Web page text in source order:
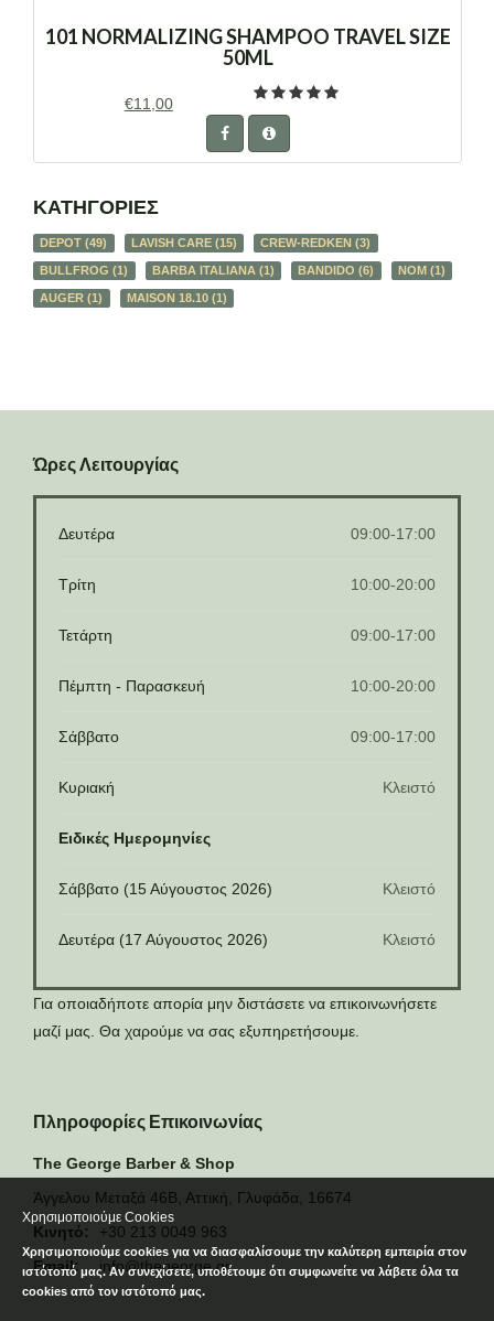
101 NORMALIZING SHAMPOO TRAVEL SIZE
50ML
€11,00
ΚΑΤΗΓΟΡΙΕΣ
DEPOT(49) LAVISH CARE (15) CREW-REDKEN(3)
BULLFROG(1) BARBA ITALIANA (1) BANDIDO(6) NOM(1)
AUGER(1) MAISON 18.10 (1)
Ώρες Λειτουργίας
Δευτέρα 09:00-17:00
Τρίτη 10:00-20:00
Τετάρτη 09:00-17:00
Πέμπτη - Παρασκευή 10:00-20:00
Σάββατο 09:00-17:00
Κυριακή Κλειστό
Ειδικές Ημερομηνίες
Σάββατο (15 Αύγουστος 2026) Κλειστό
Δευτέρα (17 Αύγουστος 2026) Κλειστό
Για οποιαδήποτε απορία μην διστάσετε να επικοινωνήσετε
μαζί μας. Θα χαρούμε να σας εξυπηρετήσουμε.
Πληροφορίες Επικοινωνίας
The George Barber & Shop
Άγγελου Μεταξά 46Β, Αττική, Γλυφάδα, 16674
Κινητό:
+30 213 0049 963
Email:
info@thegeorge.gr
Χρησιμοποιούμε Cookies
Χρησιμοποιούμε cookies για να διασφαλίσουμε την καλύτερη εμπειρία στον
ιστότοπό μας. Αν συνεχίσετε, υποθέτουμε ότι συμφωνείτε να λάβετε όλα τα
cookies από τον ιστότοπό μας.